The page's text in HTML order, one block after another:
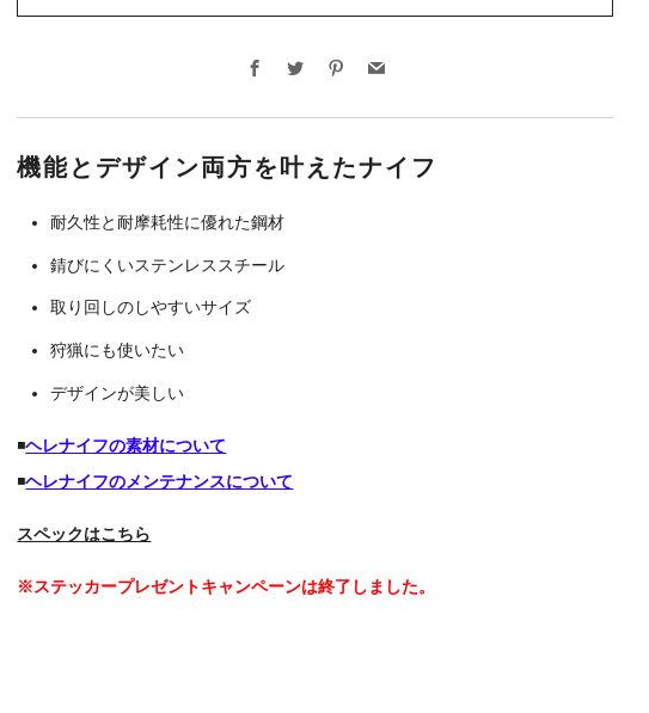
Facebook
TwitterPinterestEmail
機能とデザイン両方を叶えたナイフ
耐久性と耐摩耗性に優れた鋼材
錆びにくいステンレススチール
取り回しのしやすいサイズ
狩猟にも使いたい
デザインが美しい
◾️ヘレナイフの素材について
◾️ヘレナイフのメンテナンスについて
スペックはこちら
※ステッカープレゼントキャンペーンは終了しました。